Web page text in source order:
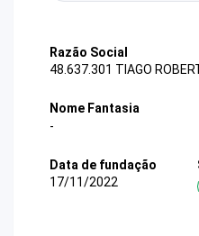
Razão Social
48.637.301 TIAGO
Nome Fantasia
-
Data de fundação
17/11/2022